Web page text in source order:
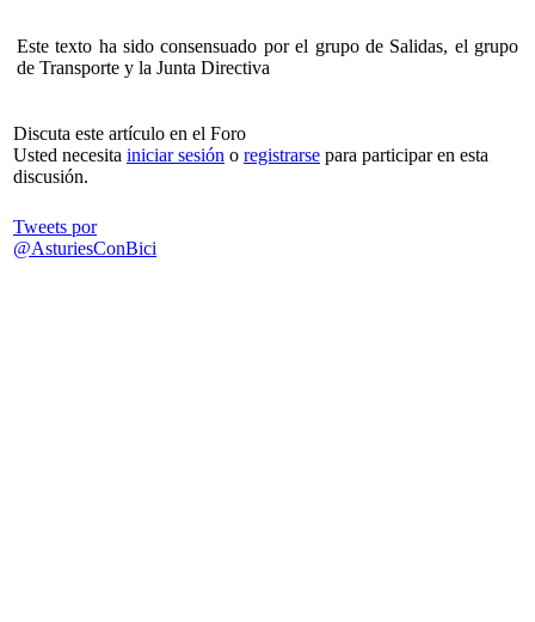
Este texto ha sido consensuado por el grupo de Salidas, el grupo
de Transporte y la Junta Directiva
Discuta este artículo en el Foro
Usted necesita iniciar sesión o registrarse para participar en esta
discusión.
Tweets por
@AsturiesConBici